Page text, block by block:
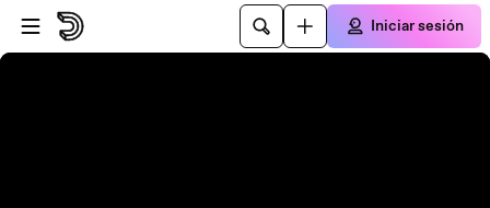
Saltar al reproductor
Saltar al contenido principal
Iniciar sesión